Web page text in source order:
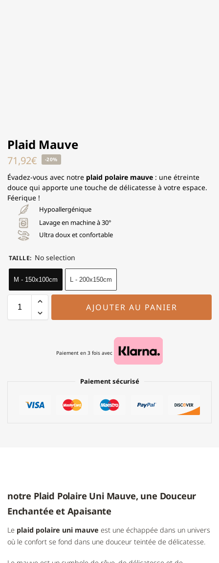
Plaid Mauve
71,92€ -20%
Évadez-vous avec notre plaid polaire mauve : une étreinte
douce qui apporte une touche de délicatesse à votre espace.
Féerique !
Hypoallergénique
Lavage en machine à 30°
Ultra doux et confortable
TAILLE: No selection
M - 150x100cm L - 200x150cm
AJOUTER AU PANIER
Paiement en 3 fois avec
Paiement sécurisé
notre Plaid Polaire Uni Mauve, une Douceur
Enchantée et Apaisante
Le plaid polaire uni mauve est une échappée dans un univers
où le confort se fond dans une douceur teintée de délicatesse.